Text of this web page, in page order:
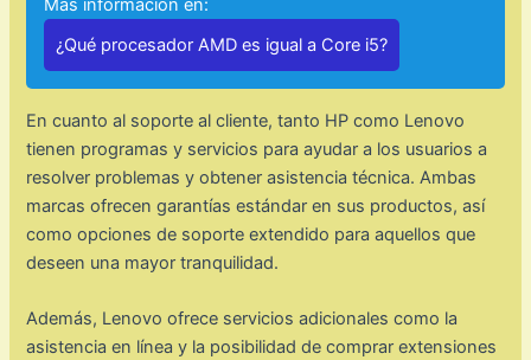
Mas información en:
¿Qué procesador AMD es igual a Core i5?
En cuanto al soporte al cliente, tanto HP como Lenovo
tienen programas y servicios para ayudar a los usuarios a
resolver problemas y obtener asistencia técnica. Ambas
marcas ofrecen garantías estándar en sus productos, así
como opciones de soporte extendido para aquellos que
deseen una mayor tranquilidad.
Además, Lenovo ofrece servicios adicionales como la
asistencia en línea y la posibilidad de comprar extensiones